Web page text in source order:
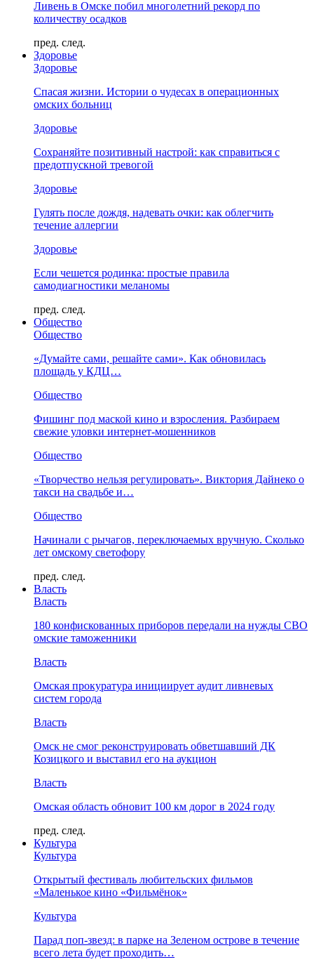
Ливень в Омске побил многолетний рекорд по
количеству осадков
пред. след.
Здоровье
Здоровье
Спасая жизни. Истории о чудесах в операционных
омских больниц
Здоровье
Сохраняйте позитивный настрой: как справиться с
предотпускной тревогой
Здоровье
Гулять после дождя, надевать очки: как облегчить
течение аллергии
Здоровье
Если чешется родинка: простые правила
самодиагностики меланомы
пред. след.
Общество
Общество
«Думайте сами, решайте сами». Как обновилась
площадь у КДЦ…
Общество
Фишинг под маской кино и взросления. Разбираем
свежие уловки интернет-мошенников
Общество
«Творчество нельзя регулировать». Виктория Дайнеко о
такси на свадьбе и…
Общество
Начинали с рычагов, переключаемых вручную. Сколько
лет омскому светофору
пред. след.
Власть
Власть
180 конфискованных приборов передали на нужды СВО
омские таможенники
Власть
Омская прокуратура инициирует аудит ливневых
систем города
Власть
Омск не смог реконструировать обветшавший ДК
Козицкого и выставил его на аукцион
Власть
Омская область обновит 100 км дорог в 2024 году
пред. след.
Культура
Культура
Открытый фестиваль любительских фильмов
«Маленькое кино «Фильмёнок»
Культура
Парад поп-звезд: в парке на Зеленом острове в течение
всего лета будет проходить…